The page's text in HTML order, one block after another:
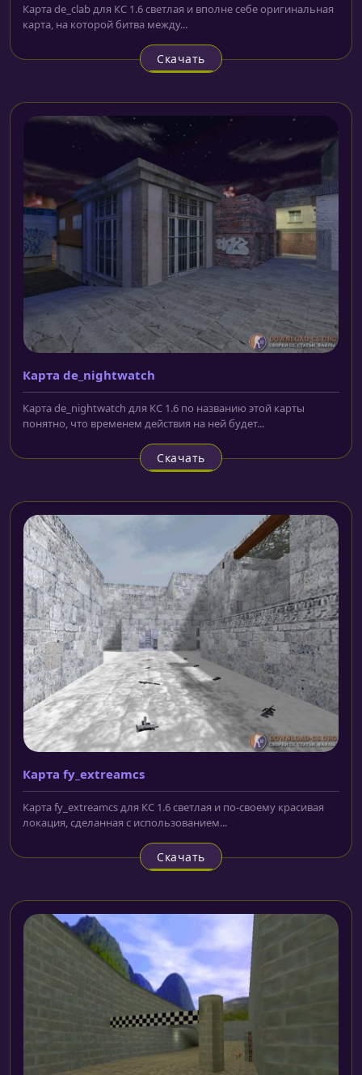
Карта de_clab для КС 1.6 светлая и вполне себе оригинальная
карта, на которой битва между...
Скачать
Карта de_nightwatch
Карта de_nightwatch для КС 1.6 по названию этой карты
понятно, что временем действия на ней будет...
Скачать
Карта fy_extreamcs
Карта fy_extreamcs для КС 1.6 светлая и по-своему красивая
локация, сделанная с использованием...
Скачать